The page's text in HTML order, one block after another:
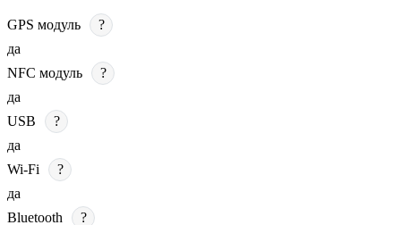
GPS модуль
?
да
NFC модуль
?
да
USB
?
да
Wi-Fi
?
да
Bluetooth
?